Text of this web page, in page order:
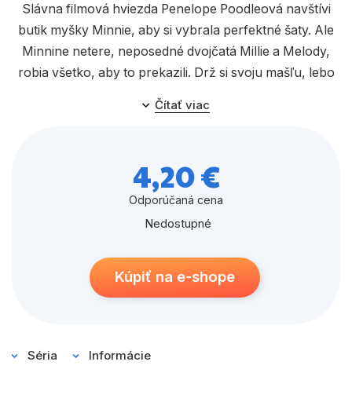
Zdravie a životný štýl
Slávna filmová hviezda Penelope Poodleová navštívi
butik myšky Minnie, aby si vybrala perfektné šaty. Ale
Minnine netere, neposedné dvojčatá Millie a Melody,
robia všetko, aby to prekazili. Drž si svoju mašľu, lebo
keď prídu na návštevu dvojčatá, čakajú ťa dupľované
trampoty!
Čítať viac
4,20 €
Odporúčaná cena
Nedostupné
Kúpiť na e-shope
Séria Informácie